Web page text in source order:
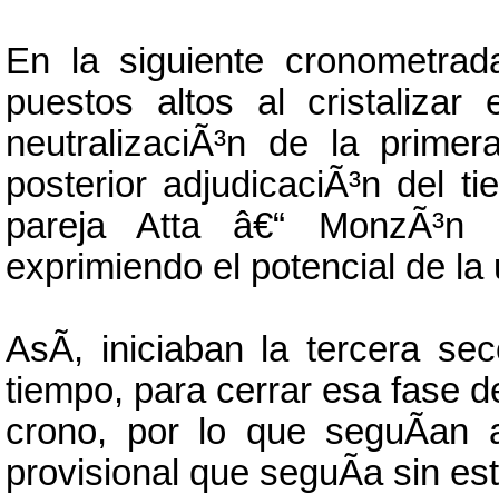
En la siguiente
puestos altos al cristalizar
neutralizaciÃ³n de la
posterior adjudicaciÃ³n del
pareja Atta â€“
exprimiendo el potencial de
AsÃ­, iniciaban la tercera
tiempo, para cerrar esa fase
crono, por lo que seguÃ­an
provisional que seguÃ­a sin